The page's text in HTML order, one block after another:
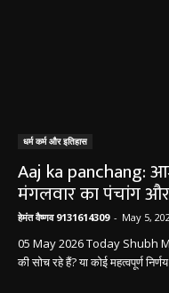
धर्म कर्म और इतिहास
Aaj ka panchang:
मंगलवार का पंचांग
हेमंत वैष्णव 9131614309 - May 5,
05 May 2026 Today Shubh
की सोच रहे हैं? या कोई महत्वपूर्ण